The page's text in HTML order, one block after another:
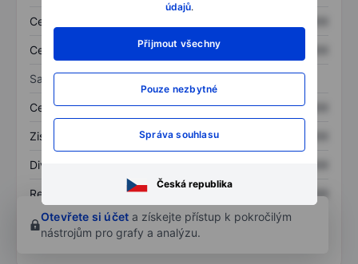
údajů.
Přijmout všechny
Pouze nezbytné
Správa souhlasu
Česká republika
Celková aktiva
Celkový dluh XXXXXXX
Sazby
Cena/tržby XXXXXXX XXXXXXX
Zisk na akcii XXXXXXX
Dividenda na akcii
Rentabilita kapitálu XXXXXXX
XXXXXXX
Otevřete si účet a získejte přístup k pokročilým
nástrojům pro grafy a analýzu.